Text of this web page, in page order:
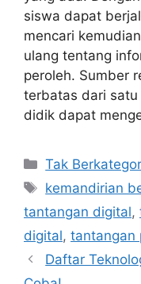
siswa dapat
mencari
ulang tentang
peroleh. Sumber
terbatas dari
didik dapat
Kategori
Tak
Tag
kemandirian
tantangan digital,
digital, tantangan
Daftar